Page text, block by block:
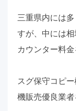
三重県内には
すが、中には
カウンター料
スグ保守コピ
機販売優良業者